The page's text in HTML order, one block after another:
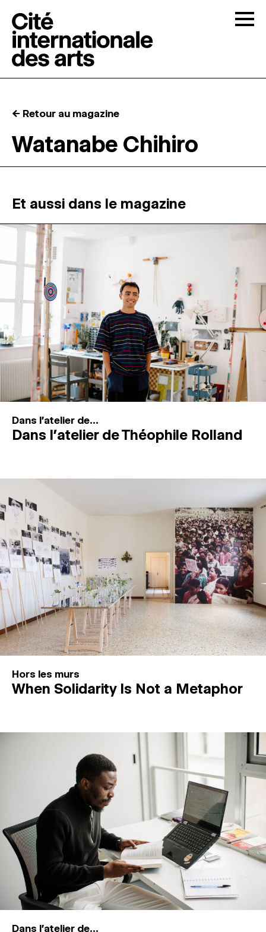
RÉSIDENCES ↓
ATELIERS OUVERTS
PROGRAMMATION
MAGAZINE
ESPACES DE PRATIQUE ARTISTIQUE ↓
Recherche
Connexion
← Retour au magazine
Watanabe Chihiro
Et aussi dans le magazine
Dans l'atelier de...
Dans l’atelier de Théophile Rolland
Hors les murs
When Solidarity Is Not a Metaphor
Dans l'atelier de...